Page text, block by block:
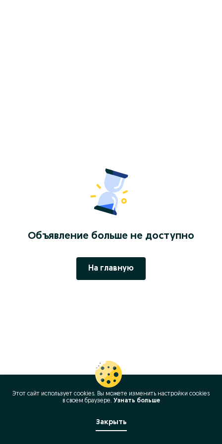
Объявление больше не доступно
На главную
Этот сайт использует cookies. Вы можете изменить настройки cookies
в своeм браузере. Узнать больше
Закрыть